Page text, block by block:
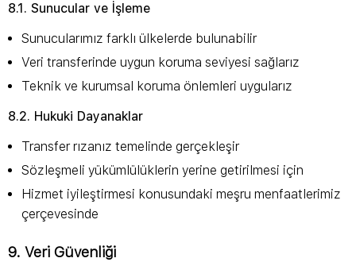
8.1. Sunucular ve İşleme
Sunucularımız farklı ülkelerde bulunabilir
Veri transferinde uygun koruma seviyesi sağlarız
Teknik ve kurumsal koruma önlemleri uygularız
8.2. Hukuki Dayanaklar
Transfer rızanız temelinde gerçekleşir
Sözleşmeli yükümlülüklerin yerine getirilmesi için
Hizmet iyileştirmesi konusundaki meşru menfaatlerimiz
çerçevesinde
9. Veri Güvenliği